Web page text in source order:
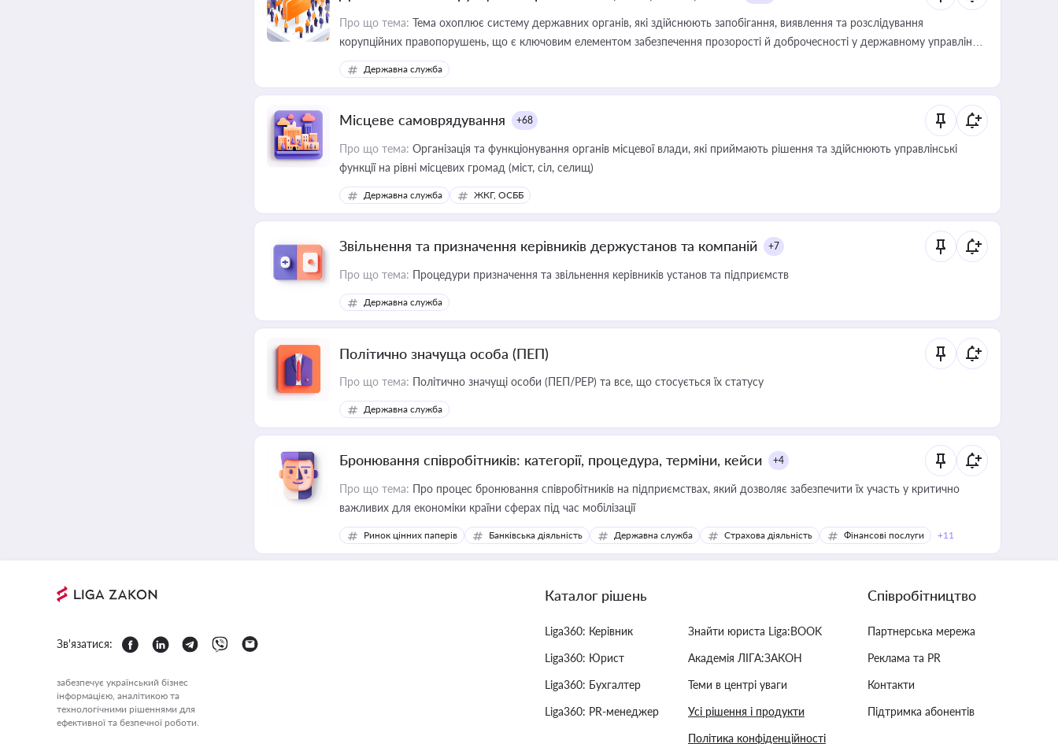
Про що тема: Тема охоплює систему державних органів, які здійснюють запобігання, виявлення та розслідування
корупційних правопорушень, що є ключовим елементом забезпечення прозорості й доброчесності у державному управлінні
та бізнесі
Державна служба
Місцеве самоврядування +68
Про що тема: Організація та функціонування органів місцевої влади, які приймають рішення та здійснюють управлінські
функції на рівні місцевих громад (міст, сіл, селищ)
Державна служба ЖКГ, ОСББ
Звільнення та призначення керівників держустанов та компаній +7
Про що тема: Процедури призначення та звільнення керівників установ та підприємств
Державна служба
Політично значуща особа (ПЕП)
Про що тема: Політично значущі особи (ПЕП/PEP) та все, що стосується їх статусу
Державна служба
Бронювання співробітників: категорії, процедура, терміни, кейси +4
Про що тема: Про процес бронювання співробітників на підприємствах, який дозволяє забезпечити їх участь у критично
важливих для економіки країни сферах під час мобілізації
Ринок цінних паперів Банківська діяльність Державна служба Страхова діяльність Фінансові послуги +11
Зв'язатися:
забезпечує український бізнес
інформацією, аналітикою та
технологічними рішеннями для
ефективної та безпечної роботи.
Каталог рішень
Liga360: Керівник
Liga360: Юрист
Liga360: Бухгалтер
Liga360: PR-менеджер
Знайти юриста Liga:BOOK
Академія ЛІГА:ЗАКОН
Теми в центрі уваги
Усі рішення і продукти
Політика конфіденційності
Співробітництво
Партнерська мережа
Реклама та PR
Контакти
Підтримка абонентів